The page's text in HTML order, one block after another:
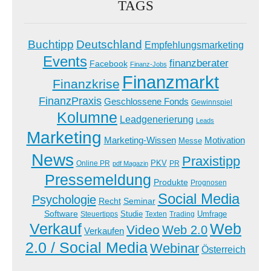
TAGS
Buchtipp Deutschland Empfehlungsmarketing
Events Facebook Finanz-Jobs finanzberater
Finanzkrise Finanzmarkt
FinanzPraxis Geschlossene Fonds Gewinnspiel
Kolumne Leadgenerierung Leads
Marketing Marketing-Wissen Messe Motivation
News Online PR pdf Magazin PKV PR Praxistipp
Pressemeldung Produkte Prognosen
Psychologie Recht Seminar Social Media
Software Steuertipps Studie Texten Trading Umfrage
Verkauf Verkaufen Video Web 2.0Web
2.0 / Social MediaWebinar Österreich